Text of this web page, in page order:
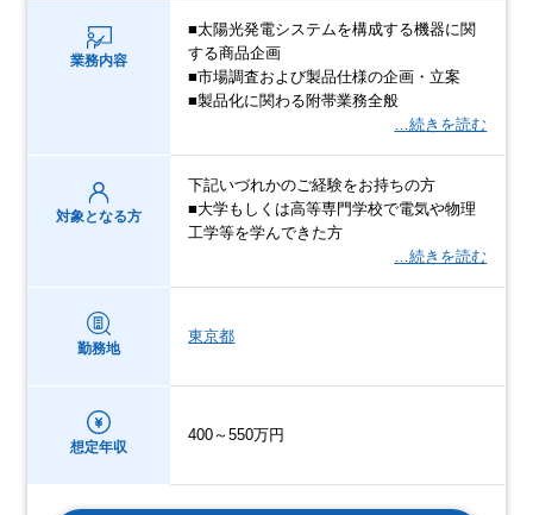
業務内容
■太陽光発電システムを構成する機器に関
する商品企画
■市場調査および製品仕様の企画・立案
■製品化に関わる附帯業務全般
…続きを読む
対象となる方
下記いづれかのご経験をお持ちの方
■大学もしくは高等専門学校で電気や物理
工学等を学んできた方
…続きを読む
勤務地
東京都
想定年収
400～550万円